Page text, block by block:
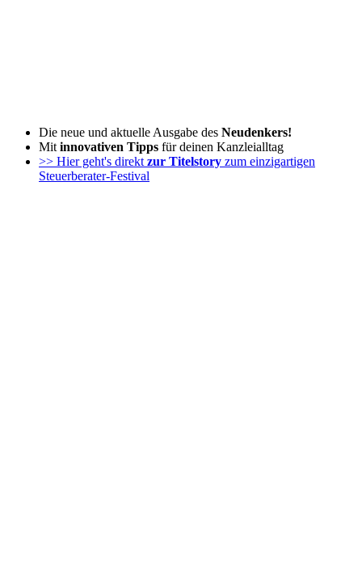
Die neue und aktuelle Ausgabe des Neudenkers!
Mit innovativen Tipps für deinen Kanzleialltag
>> Hier geht's direkt zur Titelstory zum einzigartigen
Steuerberater-Festival